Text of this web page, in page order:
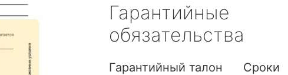
Гарантийные
обязательства
Гарантийный талон Сроки